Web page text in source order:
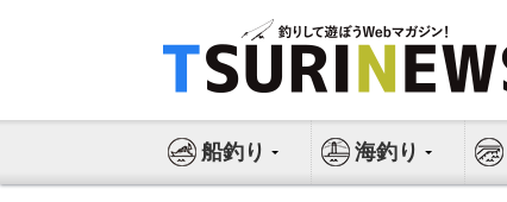
ス
船釣り 海釣り